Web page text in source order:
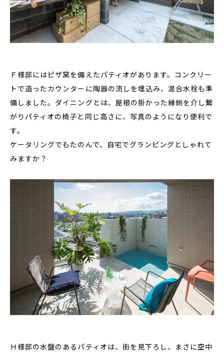
Ｆ様邸にはピザ窯を備えたパティオがあります。コンクリー
トで造ったカウンターに陶器の流しを埋込み、混合水栓も準
備しました。ダイニングとは、屋根の掛かった縁側を介し繋
がりパティオの椅子と同じ高さに、写真のようになり便利で
す。
ケータリングでもたのんで、自宅でグランピングとしゃれて
みますか？
Ｈ様邸の水盤のあるパティオは、街を見下ろし、まさに空中